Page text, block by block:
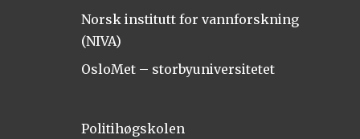
Norsk institutt for vannforskning
(NIVA)
OsloMet – storbyuniversitetet
Politihøgskolen